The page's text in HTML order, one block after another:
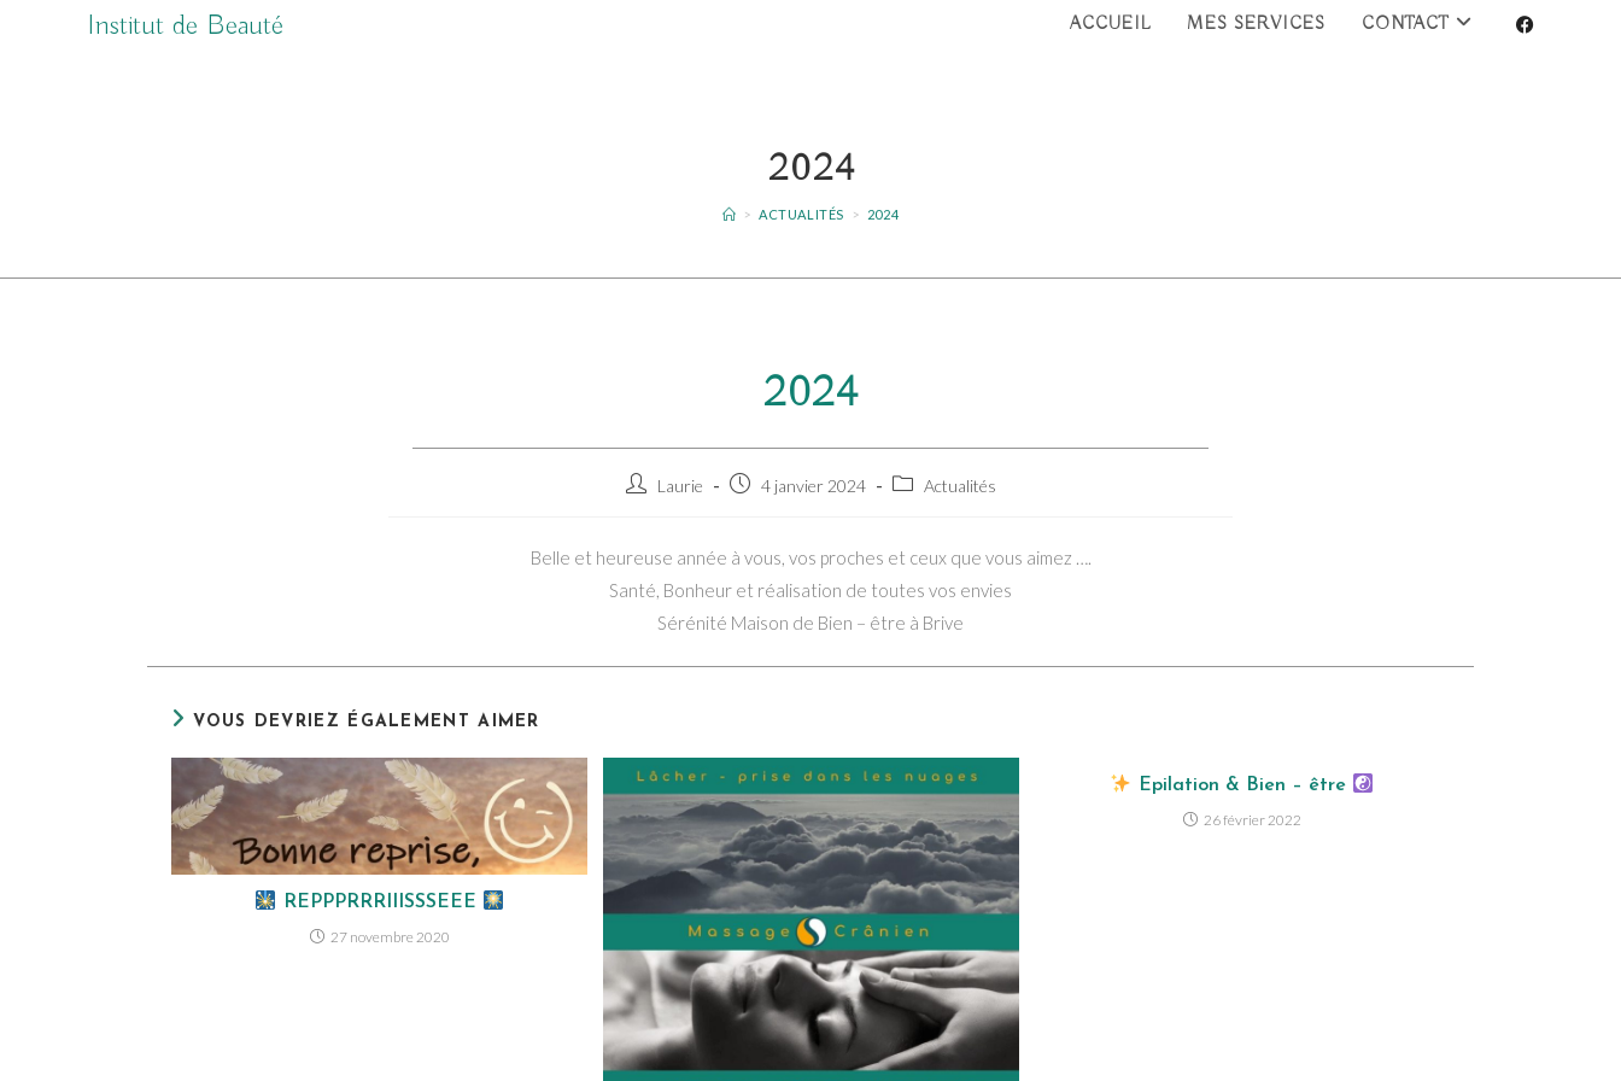
Institut de Beauté ACCUEIL MES SERVICES CONTACT
2024
> ACTUALITÉS > 2024
2024
Auteur/autrice
publication :
Laurie
Publication
4 janvier 2024
PostActualités
Belle et heureuse année à vous, vos proches et ceux que vous aimez ….
Santé, Bonheur et réalisation de toutes vos envies
Sérénité Maison de Bien – être à Brive
VOUS DEVRIEZ ÉGALEMENT AIMER
REPPPRRRIIISSSEEE
27 novembre 2020
Epilation & Bien – être
26 février 2022